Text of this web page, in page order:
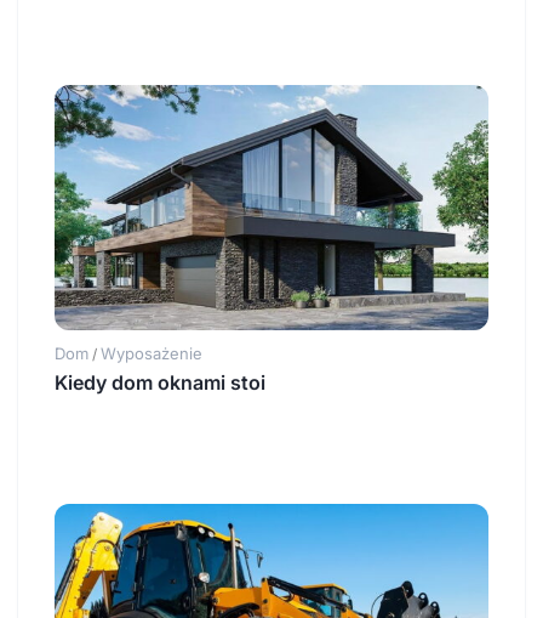
Dom / Wyposażenie
Kiedy dom oknami stoi